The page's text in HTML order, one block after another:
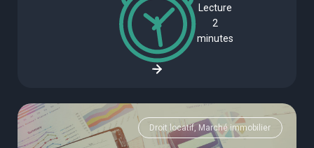
Lecture
2
minutes
Droit locatif, Marché immobilier